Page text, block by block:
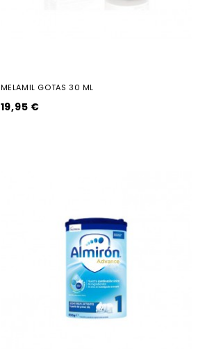
MELAMIL GOTAS 30 ML
19,95 €